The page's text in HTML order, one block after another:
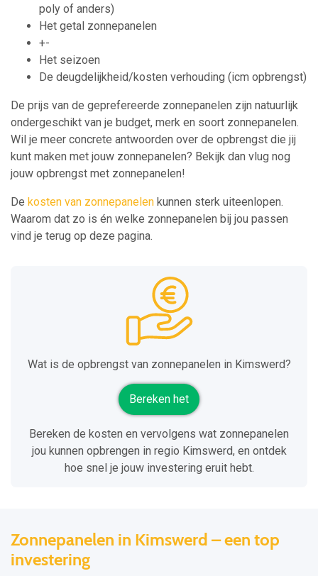
poly of anders)
Het getal zonnepanelen
+-
Het seizoen
De deugdelijkheid/kosten verhouding (icm opbrengst)
De prijs van de geprefereerde zonnepanelen zijn natuurlijk
ondergeschikt van je budget, merk en soort zonnepanelen.
Wil je meer concrete antwoorden over de opbrengst die jij
kunt maken met jouw zonnepanelen? Bekijk dan vlug nog
jouw opbrengst met zonnepanelen!
De kosten van zonnepanelen kunnen sterk uiteenlopen.
Waarom dat zo is én welke zonnepanelen bij jou passen
vind je terug op deze pagina.
Wat is de opbrengst van zonnepanelen in Kimswerd?
Bereken het
Bereken de kosten en vervolgens wat zonnepanelen
jou kunnen opbrengen in regio Kimswerd, en ontdek
hoe snel je jouw investering eruit hebt.
Zonnepanelen in Kimswerd – een top
investering